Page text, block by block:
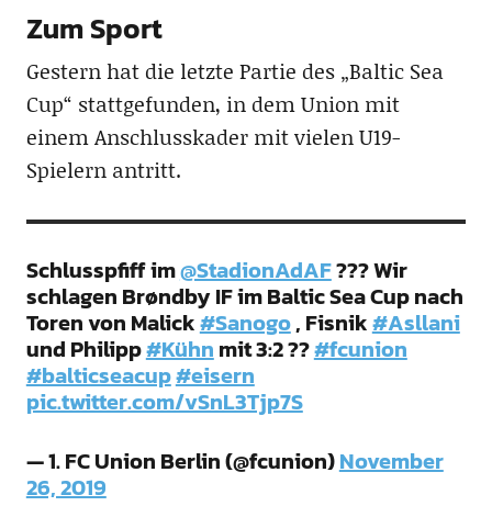
Zum Sport
Gestern hat die letzte Partie des „Baltic Sea
Cup“ stattgefunden, in dem Union mit
einem Anschlusskader mit vielen U19-
Spielern antritt.
Schlusspfiff im@StadionAdAF??? Wir
schlagen Brøndby IF im Baltic Sea Cup nach
Toren von Malick#Sanogo, Fisnik#Asllani
und Philipp#Kühnmit 3:2 ??#fcunion
#balticseacup#eisern
pic.twitter.com/vSnL3Tjp7S
— 1. FC Union Berlin (@fcunion)November
26, 2019